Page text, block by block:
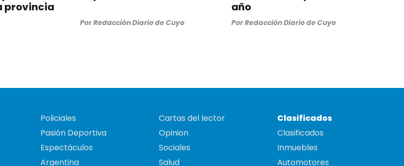
provincia
PorRedacción Diario de Cuyo
año
PorRedacción Diario de Cuyo
Policiales
Pasión Deportiva
Espectáculos
Argentina
Cartas del lector
Opinion
Sociales
Salud
Clasificados
Clasificados
Inmuebles
Automotores